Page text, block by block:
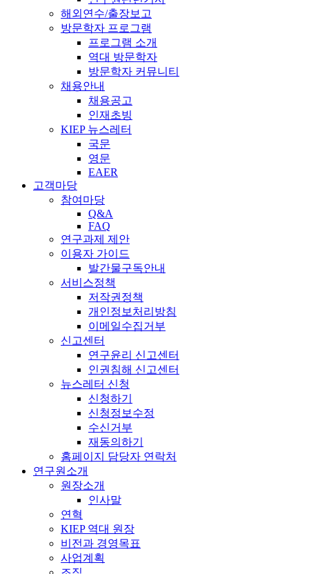
해외연수/출장보고
방문학자 프로그램
프로그램 소개
역대 방문학자
방문학자 커뮤니티
채용안내
채용공고
인재초빙
KIEP 뉴스레터
국문
영문
EAER
고객마당
참여마당
Q&A
FAQ
연구과제 제안
이용자 가이드
발간물구독안내
서비스정책
저작권정책
개인정보처리방침
이메일수집거부
신고센터
연구윤리 신고센터
인권침해 신고센터
뉴스레터 신청
신청하기
신청정보수정
수신거부
재동의하기
홈페이지 담당자 연락처
연구원소개
원장소개
인사말
연혁
KIEP 역대 원장
비전과 경영목표
사업계획